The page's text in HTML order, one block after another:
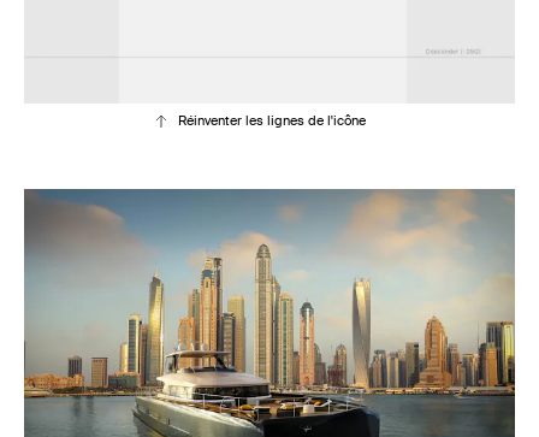
Réinventer les lignes de l'icône